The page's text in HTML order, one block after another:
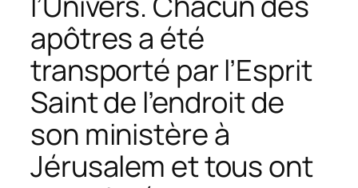
apôtres a été
transporté par l’Esprit
Saint de l’endroit de
son ministère à
Jérusalem et tous ont